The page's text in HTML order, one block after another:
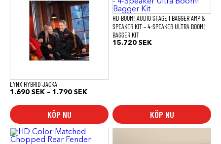
LYNX HYBRID JACKA
1.690 SEK – 1.790 SEKPrisintervall:
1.790 SEK
KÖP NU
varianter.
alternativen
produktsidan
HD BOOM! AUDIO STAGE I BAGGER AMP &
SPEAKER KIT – 4-SPEAKER ULTRA BOOM!
BAGGER KIT
15.720 SEK
KÖP NU